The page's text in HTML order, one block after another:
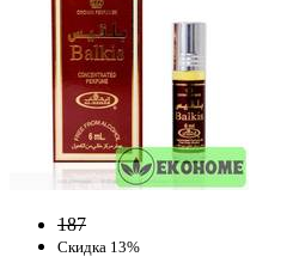
187
Скидка 13%